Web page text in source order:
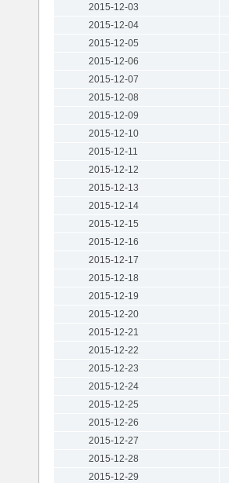
2015-12-03
2015-12-04
2015-12-05
2015-12-06
2015-12-07
2015-12-08
2015-12-09
2015-12-10
2015-12-11
2015-12-12
2015-12-13
2015-12-14
2015-12-15
2015-12-16
2015-12-17
2015-12-18
2015-12-19
2015-12-20
2015-12-21
2015-12-22
2015-12-23
2015-12-24
2015-12-25
2015-12-26
2015-12-27
2015-12-28
2015-12-29